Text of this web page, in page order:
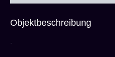
Objektbeschreibung